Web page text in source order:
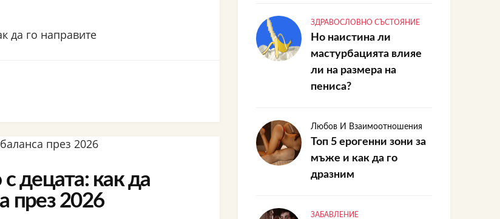
да го направите
децата: как да
през 2026
ЗДРАВОСЛОВНО СЪСТОЯНИЕ
Но наистина ли
мастурбацията влияе
ли на размера на
пениса?
Любов И Взаимоотношения
Топ 5 ерогенни зони за
мъже и как да го
дразним
ЗАБАВЛЕНИЕ